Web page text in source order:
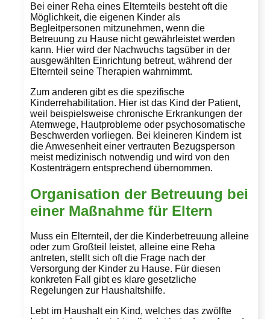
Bei einer Reha eines Elternteils besteht oft die
Möglichkeit, die eigenen Kinder als
Begleitpersonen mitzunehmen, wenn die
Betreuung zu Hause nicht gewährleistet werden
kann. Hier wird der Nachwuchs tagsüber in der
ausgewählten Einrichtung betreut, während der
Elternteil seine Therapien wahrnimmt.
Zum anderen gibt es die spezifische
Kinderrehabilitation. Hier ist das Kind der Patient,
weil beispielsweise chronische Erkrankungen der
Atemwege, Hautprobleme oder psychosomatische
Beschwerden vorliegen. Bei kleineren Kindern ist
die Anwesenheit einer vertrauten Bezugsperson
meist medizinisch notwendig und wird von den
Kostenträgern entsprechend übernommen.
Organisation der Betreuung bei
einer Maßnahme für Eltern
Muss ein Elternteil, der die Kinderbetreuung alleine
oder zum Großteil leistet, alleine eine Reha
antreten, stellt sich oft die Frage nach der
Versorgung der Kinder zu Hause. Für diesen
konkreten Fall gibt es klare gesetzliche
Regelungen zur Haushaltshilfe.
Lebt im Haushalt ein Kind, welches das zwölfte